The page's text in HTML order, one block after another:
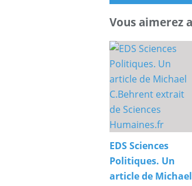
Vous aimerez
EDS Sciences
Politiques. Un
article de Michael